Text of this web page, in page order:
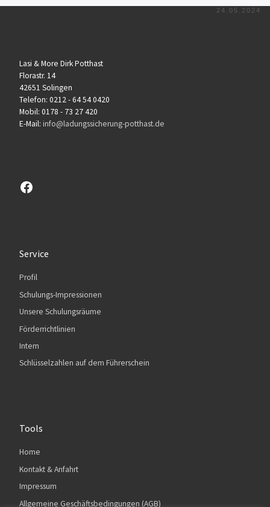
24.05.2024
Lasi & More Dirk Potthast
Florastr. 14
42651 Solingen
Telefon: 0212 - 64 54 0420
Mobil: 0178 - 73 27 420
E-Mail: info@ladungssicherung-potthast.de
Besuchen sie unsere Facebook-Seite
Service
Profil
Schulungs-Impressionen
Unsere Schulungsräume
Förderrichtlinien
Intern
Schlüsselzahlen auf dem Führerschein
Tools
Home
Kontakt & Anfahrt
Impressum
Allgemeine Geschäftsbedingungen (AGB)